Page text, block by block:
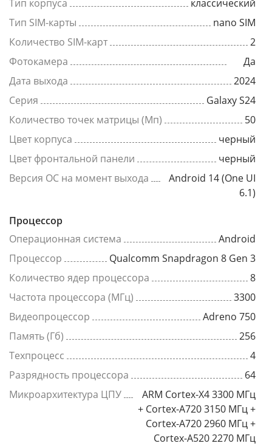
Тип корпуса
классический
Тип SIM-карты
nano SIM
Количество SIM-карт
2
Фотокамера
Да
Дата выхода
2024
Серия
Galaxy S24
Количество точек матрицы (Мп)
50
Цвет корпуса
черный
Цвет фронтальной панели
черный
Версия ОС на момент выхода
Android 14 (One UI
6.1)
Процессор
Операционная система
Android
Процессор
Qualcomm Snapdragon 8 Gen 3
Количество ядер процессора
8
Частота процессора (МГц)
3300
Видеопроцессор
Adreno 750
Память (Гб)
256
Техпроцесс
4
Разрядность процессора
64
Микроархитектура ЦПУ
ARM Cortex-X4 3300 МГц
+ Cortex-A720 3150 МГц +
Cortex-A720 2960 МГц +
Cortex-A520 2270 МГц